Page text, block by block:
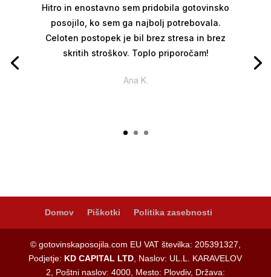
Hitro in enostavno sem pridobila gotovinsko
posojilo, ko sem ga najbolj potrebovala.
Celoten postopek je bil brez stresa in brez
skritih stroškov. Toplo priporočam!
Ana K.
Domov Piškotki Politika zasebnosti
© gotovinskaposojila.com EU VAT številka: 205391327,
Podjetje: KD CAPITAL LTD , Naslov: UL.L. KARAVELOV
2, Poštni naslov: 4000, Mesto: Plovdiv, Država: